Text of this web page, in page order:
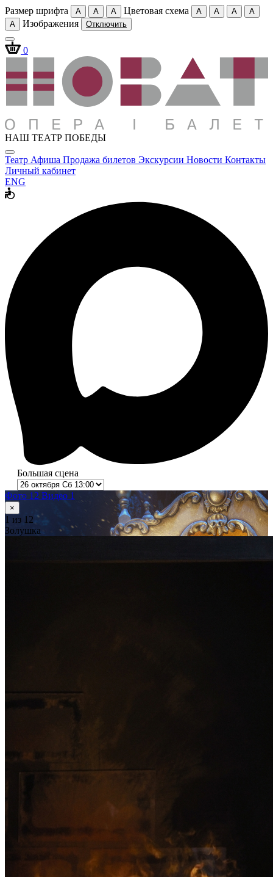
Размер шрифта A A A Цветовая схема A A A
A
A
Изображения Отключить
0
НАШ ТЕАТР ПОБЕДЫ
Театр Афиша Продажа билетов Экскурсии Новости Контакты
Личный кабинет
ENG
Большая сцена
Фото 12 Видео 1
×
1 из 12
Золушка